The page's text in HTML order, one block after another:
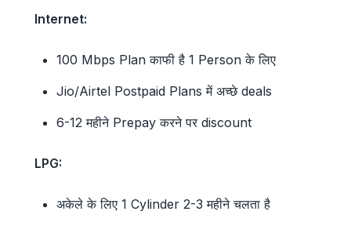
Internet:
100 Mbps Plan काफी है 1 Person के लिए
Jio/Airtel Postpaid Plans में अच्छे deals
6-12 महीने Prepay करने पर discount
LPG:
अकेले के लिए 1 Cylinder 2-3 महीने चलता है